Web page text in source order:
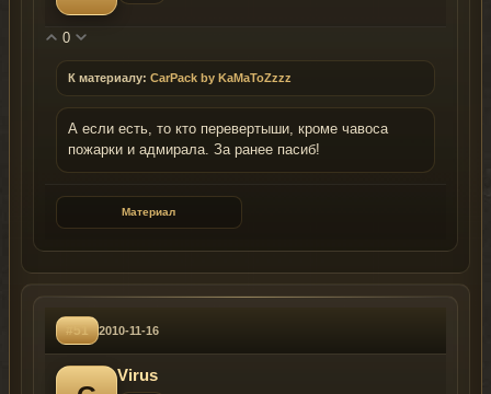
0
К материалу: CarPack by KaMaToZzzz
А если есть, то кто перевертыши, кроме чавоса
пожарки и адмирала. За ранее пасиб!
Материал
#51 2010-11-16
Virus